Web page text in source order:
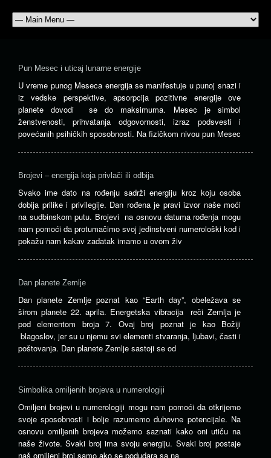
Pun Mesec i uticaj lunarne energije
U vreme punog Meseca energija se manifestuje u punoj snazi i
iz vedske perspektive, apsorpcija pozitivne energije ove
planete dovodi se do maksimuma. Mesec je simbol
ženstvenosti, prihvatanja odgovornosti, izraz podsvesti i
povećanih psihičkih sposobnosti. Na fizičkom nivou pun Mesec
Brojevi – energija koja privlači ili odbija
Svako ime dato na rođenju sadrži energiju kroz koju osoba
dobija prilike i privilegije. Dan rođena je pravi izvor naše moći
na sudbinskom putu. Brojevi na osnovu datuma rođenja mogu
nam pomoći da protumačimo svoj jedinstveni numerološki kod i
pokažu nam kakav zadatak imamo u ovom živ
Dan planete Zemlje
Dan planete Zemlje poznat kao “Earth day”, obeležava se
širom planete 22. aprila. Energetska vibracija reči Zemlja je
pod elementom broja 7. Ovaj broj poznat je kao Božiji
blagoslov, jer su u njemu svi elementi stvaranja, ljubavi, časti i
poštovanja. Dan planete Zemlje sastoji se od
Simbolika omiljenih brojeva u numerologiji
Omiljeni brojevi u numerologiji mogu nam pomoći da otkrijemo
svoje sposobnosti i bolje razumemo duhovne potencijale. Na
osnovu omiljenih brojeva možemo saznati kako oni utiču na
naše živote. Svaki broj ima svoju energiju. Svaki broj postaje
naš omiljeni broj samo ako se podudara sa na